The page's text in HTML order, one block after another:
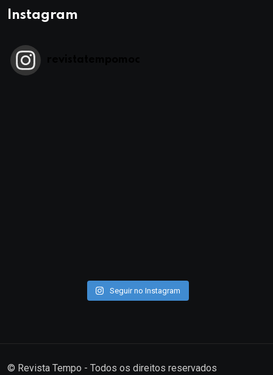
Instagram
Seguir no Instagram
© Revista Tempo - Todos os direitos reservados